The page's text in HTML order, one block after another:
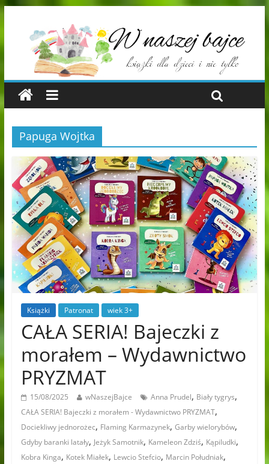
Papuga Wojtka
Książki Patronat wiek 3+
CAŁA SERIA! Bajeczki z
morałem – Wydawnictwo
PRYZMAT
15/08/2025 wNaszejBajce Anna Prudel, Biały tygrys,
CAŁA SERIA! Bajeczki z morałem - Wydawnictwo PRYZMAT,
Dociekliwy jednorożec, Flaming Karmazynek, Garby wielorybów,
Gdyby baranki latały, Jeżyk Samotnik, Kameleon Zdziś, Kąpiludki,
Kobra Kinga, Kotek Miałek, Lewcio Stefcio, Marcin Południak,